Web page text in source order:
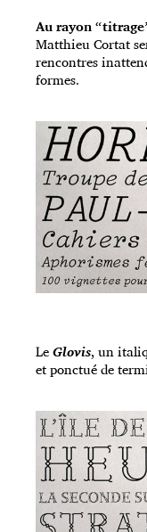
Au rayon
Matthieu Cortat
rencontres
formes.
LeGlovis, un
et ponctué de